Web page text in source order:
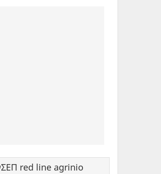
red line agrinio